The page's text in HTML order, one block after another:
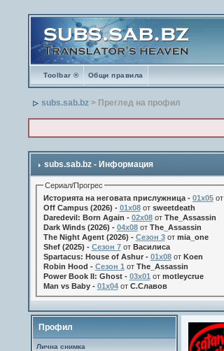
Toolbar ® Общи правила
subs.sab.bz > Преглед на профил
subs.sab.bz - Информация
Сериал/Прогрес
Историята на неговата прислужница - 01х05от
Off Campus (2026) - 01x08от sweetdeath
Daredevil: Born Again - 02x08от The_Assassin
Dark Winds (2026) - 04x08от The_Assassin
The Night Agent (2026) - Сезон 3от mia_one
Shef (2025) - Сезон 7от Василиса
Spartacus: House of Ashur - 01x08от Koen
Robin Hood - Сезон 1 от The_Assassin
Power Book II: Ghost - 03x01 от motleycrue
Man vs Baby - 01x04от С.Славов
Профил
Лична снимка